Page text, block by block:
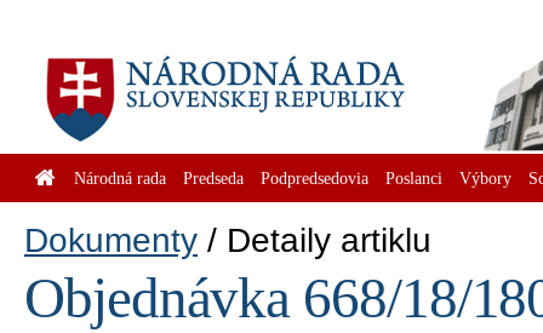
Národná rada Predseda Podpredsedovia Poslanci Výbory
Dokumenty Detaily artiklu
Objednávka 668/18/